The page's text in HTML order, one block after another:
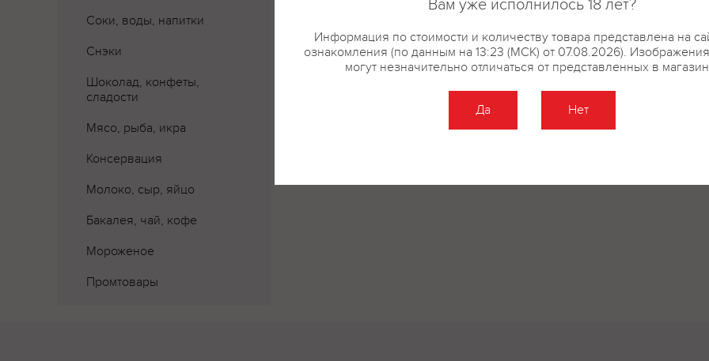
Соки, воды, напитки
Снэки
Шоколад, конфеты,
сладости
Мясо, рыба, икра
Консервация
Молоко, сыр, яйцо
Бакалея, чай, кофе
Мороженое
Промтовары
Вам уже исполнилось 18 лет?
Информация по стоимости и количеству товара представлена на
ознакомления (по данным на 13:23 (МСК) от 07.08.2026).
могут незначительно отличаться от представленных в
Да Нет